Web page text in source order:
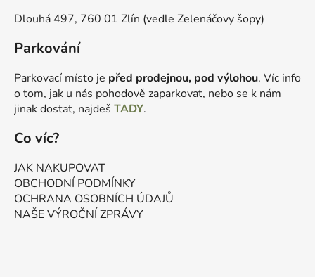
Dlouhá 497, 760 01 Zlín (vedle Zelenáčovy šopy)
Parkování
Parkovací místo je před prodejnou, pod výlohou. Víc info
o tom, jak u nás pohodově zaparkovat, nebo se k nám
jinak dostat, najdeš TADY.
Co víc?
JAK NAKUPOVAT
OBCHODNÍ PODMÍNKY
OCHRANA OSOBNÍCH ÚDAJŮ
NAŠE VÝROČNÍ ZPRÁVY